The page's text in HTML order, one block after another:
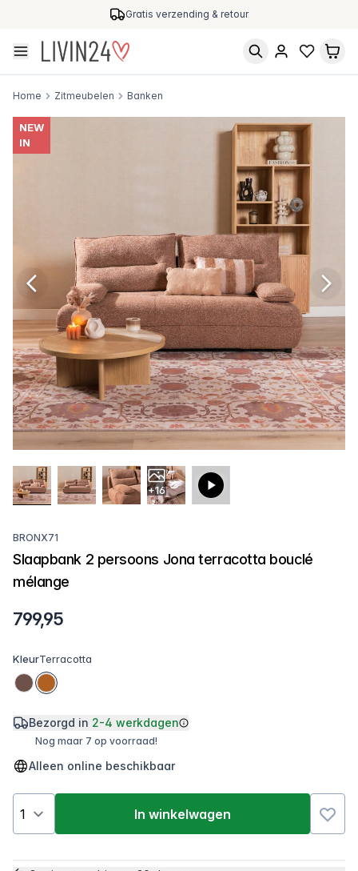
Gratis verzending & retour
Home Zitmeubelen Banken
NEW
IN
+16
BRONX71
Slaapbank 2 persoons Jona terracotta bouclé
mélange
799,95
KleurTerracotta
Bezorgd in 2-4 werkdagen
Nog maar 7 op voorraad!
Alleen online beschikbaar
In winkelwagen